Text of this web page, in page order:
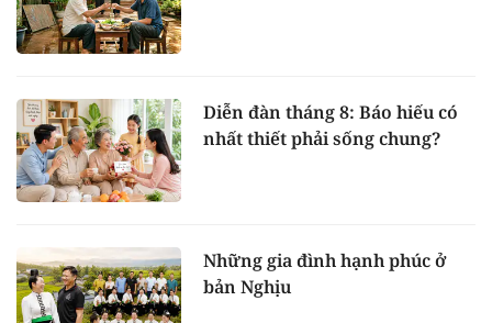
Diễn đàn tháng 8: Báo hiếu có
nhất thiết phải sống chung?
Những gia đình hạnh phúc ở
bản Nghịu